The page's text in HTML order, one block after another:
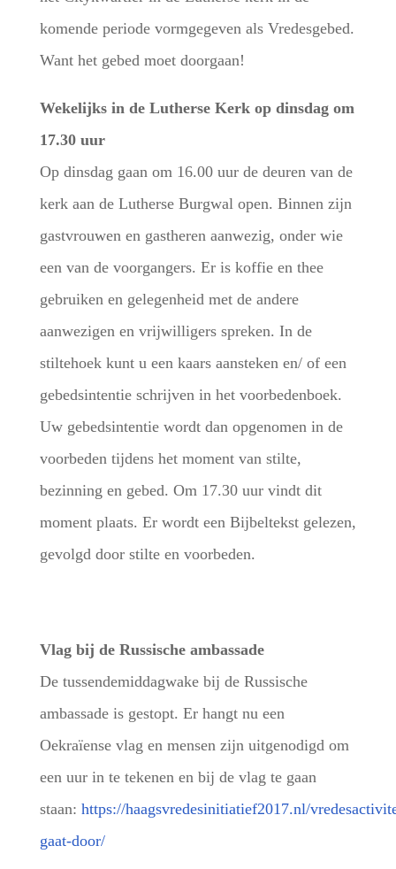
komende periode vormgegeven als Vredesgebed.
Want het gebed moet doorgaan!
Wekelijks in de Lutherse Kerk op dinsdag om
17.30 uur
Op dinsdag gaan om 16.00 uur de deuren van de
kerk aan de Lutherse Burgwal open. Binnen zijn
gastvrouwen en gastheren aanwezig, onder wie
een van de voorgangers. Er is koffie en thee
gebruiken en gelegenheid met de andere
aanwezigen en vrijwilligers spreken. In de
stiltehoek kunt u een kaars aansteken en/ of een
gebedsintentie schrijven in het voorbedenboek.
Uw gebedsintentie wordt dan opgenomen in de
voorbeden tijdens het moment van stilte,
bezinning en gebed. Om 17.30 uur vindt dit
moment plaats. Er wordt een Bijbeltekst gelezen,
gevolgd door stilte en voorbeden.
Vlag bij de Russische ambassade
De tussendemiddagwake bij de Russische
ambassade is gestopt. Er hangt nu een
Oekraïense vlag en mensen zijn uitgenodigd om
een uur in te tekenen en bij de vlag te gaan
staan: https://haagsvredesinitiatief2017.nl/
gaat-door/